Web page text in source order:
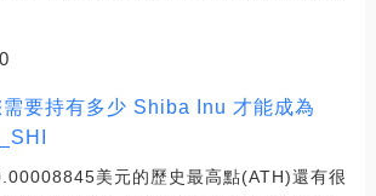
需要持有多少 Shiba Inu 才能成為
美元的歷史最高點(ATH)還有很